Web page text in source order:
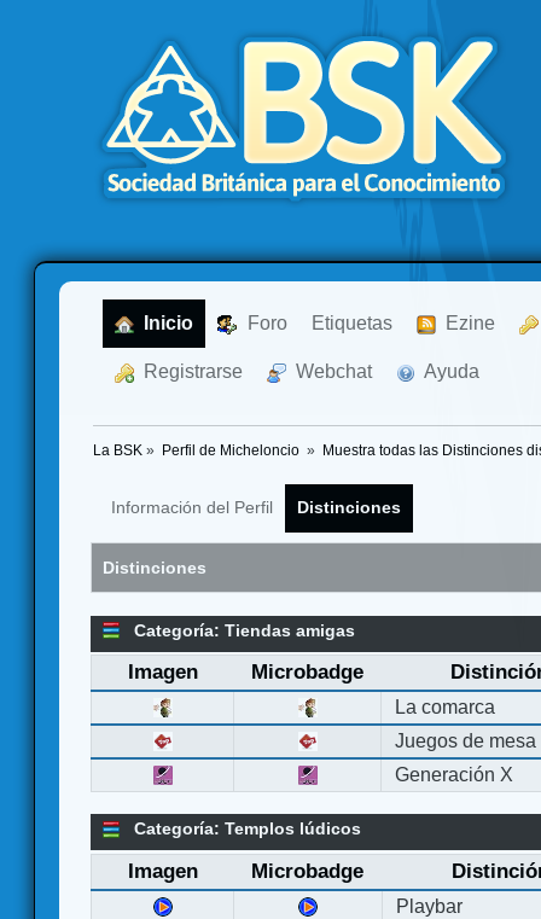
Inicio Foro Etiquetas Ezine
Registrarse Webchat Ayuda
La BSK » Perfil de Micheloncio » Muestra todas las Distinciones
Información del Perfil Distinciones
Distinciones
Categoría: Tiendas amigas
Imagen Microbadge
La comarca
Juegos de mesa
Generación X
Categoría: Templos lúdicos
Imagen Microbadge
Playbar